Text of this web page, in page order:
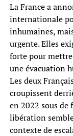
La France a
internationale
inhumaines,
urgente. Elles
forte pour
une évacuation
Les deux
croupissent
en 2022 sous de
libération
contexte de